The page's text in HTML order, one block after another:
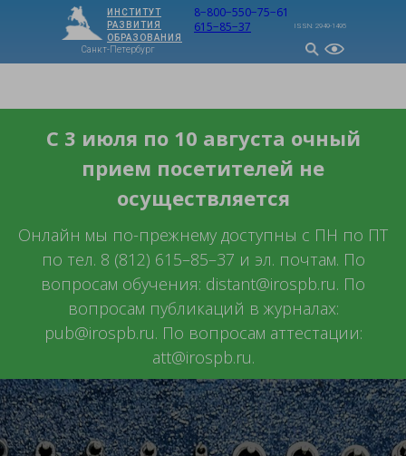
8−800−550−75−61
ИНСТИТУТ
РАЗВИТИЯ
ОБРАЗОВАНИЯ
Санкт-Петербург
615−85−37 ISSN: 2949-1495
С 3 июля по 10 августа очный
прием посетителей не
осуществляется
Онлайн мы по-прежнему доступны с ПН по ПТ
по тел. 8 (812) 615–85–37 и эл. почтам. По
вопросам обучения: distant@irospb.ru. По
вопросам публикаций в журналах:
pub@irospb.ru. По вопросам аттестации:
att@irospb.ru.